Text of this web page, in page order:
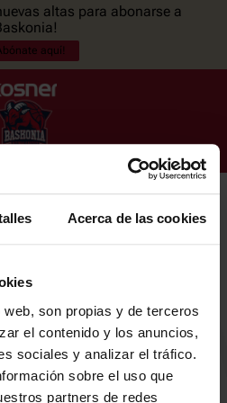
Acerca de las cookies
son propias y de terceros
el contenido y los anuncios,
sociales y analizar el tráfico.
sobre el uso que
partners de redes
altas para abonarse a
aquí!
del club.
de privacidaddel SASKI BASKONIA